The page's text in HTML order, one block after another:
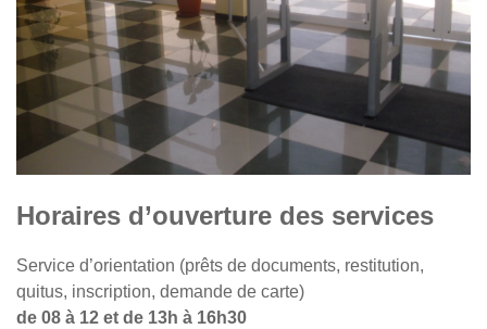
Horaires d’ouverture des services
Service d’orientation (prêts de documents, restitution,
quitus, inscription, demande de carte)
de 08 à 12 et de 13h à 16h30